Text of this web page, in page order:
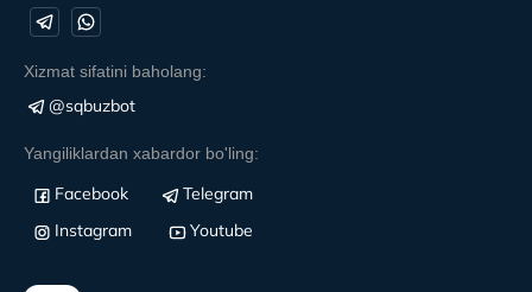
Xizmat sifatini baholang:
@sqbuzbot
Yangiliklardan xabardor bo'ling:
Facebook
Telegram
Instagram
Youtube